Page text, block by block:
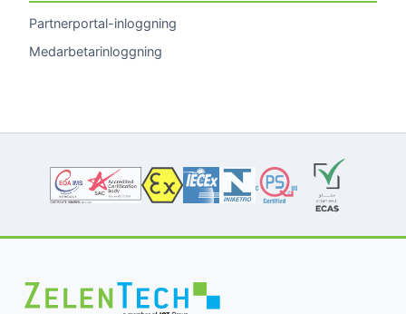
Partnerportal-inloggning
Medarbetarinloggning